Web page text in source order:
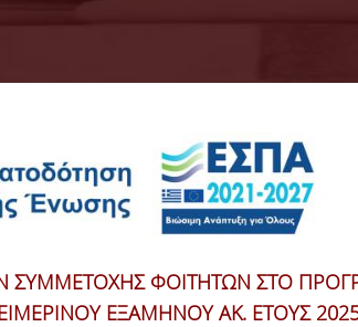
ΣΥΜΜΕΤΟΧΗΣ ΦΟΙΤΗΤΩΝ ΣΤΟ
ΕΞΑΜΗΝΟΥ ΑΚ. ΕΤΟΥΣ